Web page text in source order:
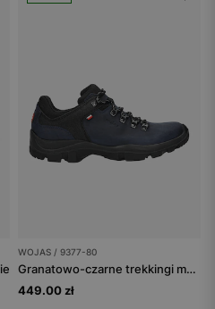
WOJAS / 9377-80
Granatowo-czarne trekkingi męskie z dzianiną dystansową
449.00 zł